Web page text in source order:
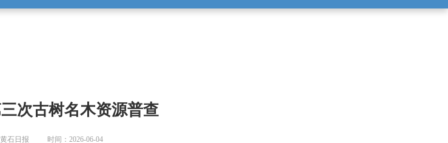
次古树名木资源普查
黄石日报 时间：2026-06-04